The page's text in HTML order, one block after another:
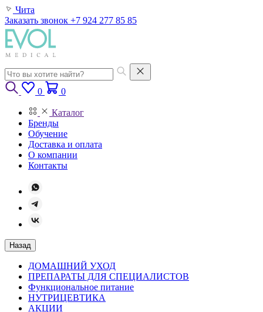
Чита
Заказать звонок +7 924 277 85 85
0 0
Каталог
Бренды
Обучение
Доставка и оплата
О компании
Контакты
Назад
ДОМАШНИЙ УХОД
ПРЕПАРАТЫ ДЛЯ СПЕЦИАЛИСТОВ
Функциональное питание
НУТРИЦЕВТИКА
АКЦИИ